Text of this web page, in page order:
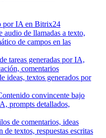
por IA en Bitrix24
audio de llamadas a texto,
de campos en las
tareas generadas por IA,
comentarios
ideas, textos generados por
convincente bajo
prompts detallados,
de comentarios, ideas
textos, respuestas escritas